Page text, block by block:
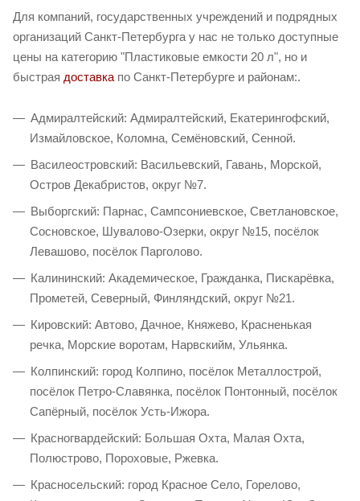
Для компаний, государственных учреждений и подрядных
организаций Санкт-Петербурга у нас не только доступные
цены на категорию "Пластиковые емкости 20 л", но и
быстрая доставка по Санкт-Петербурге и районам:.
Адмиралтейский: Адмиралтейский, Екатерингофский,
Измайловское, Коломна, Семёновский, Сенной.
Василеостровский: Васильевский, Гавань, Морской,
Остров Декабристов, округ №7.
Выборгский: Парнас, Сампсониевское, Светлановское,
Сосновское, Шувалово-Озерки, округ №15, посёлок
Левашово, посёлок Парголово.
Калининский: Академическое, Гражданка, Пискарёвка,
Прометей, Северный, Финляндский, округ №21.
Кировский: Автово, Дачное, Княжево, Красненькая
речка, Морские воротам, Нарвскийм, Ульянка.
Колпинский: город Колпино, посёлок Металлострой,
посёлок Петро-Славянка, посёлок Понтонный, посёлок
Сапёрный, посёлок Усть-Ижора.
Красногвардейский: Большая Охта, Малая Охта,
Полюстрово, Пороховые, Ржевка.
Красносельский: город Красное Село, Горелово,